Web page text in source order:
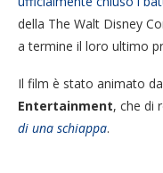
della The Walt Disney
a termine il loro ultimo
Il film è stato animato
Entertainment, che di
di una schiappa.